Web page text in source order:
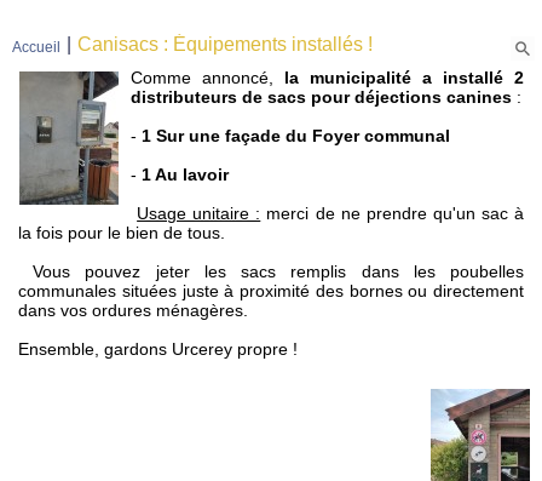
Conseil municipal
Enfance et jeunesse
Associations
Démarches
Horaires :
Secrétariat est ouvert au public :
13h30 à 17h00
Accueil Canisacs : Équipements installés !
Comme annoncé, la municipalité a installé 2
distributeurs de sacs pour déjections canines :
- 1 Sur une façade du Foyer communal
- 1 Au lavoir
Usage unitaire : merci de ne prendre qu'un sac à
la fois pour le bien de tous.
Vous pouvez jeter les sacs remplis dans les poubelles
communales situées juste à proximité des bornes ou directement
dans vos ordures ménagères.
Ensemble, gardons Urcerey propre !